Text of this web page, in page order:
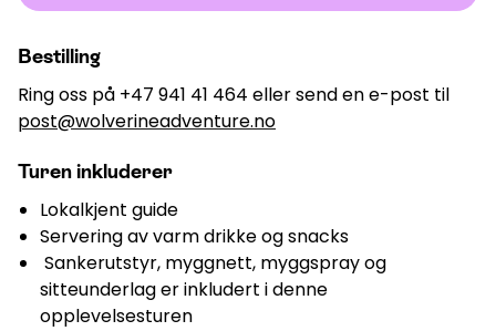
Bestilling
Ring oss på +47 941 41 464 eller send en e-post til
post@wolverineadventure.no
Turen inkluderer
Lokalkjent guide
Servering av varm drikke og snacks
Sankerutstyr, myggnett, myggspray og
sitteunderlag er inkludert i denne
opplevelsesturen